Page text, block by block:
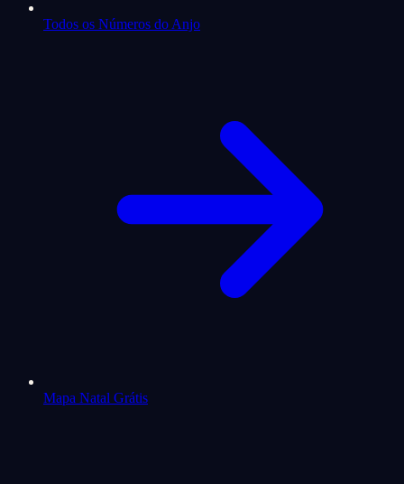
Todos os Números do Anjo
Mapa Natal Grátis